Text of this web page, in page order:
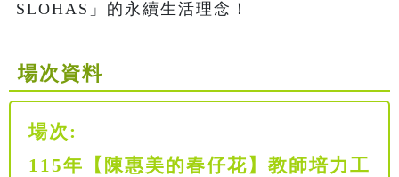
場次資料
場次:
115年【陳惠美的春仔花】教師培力工